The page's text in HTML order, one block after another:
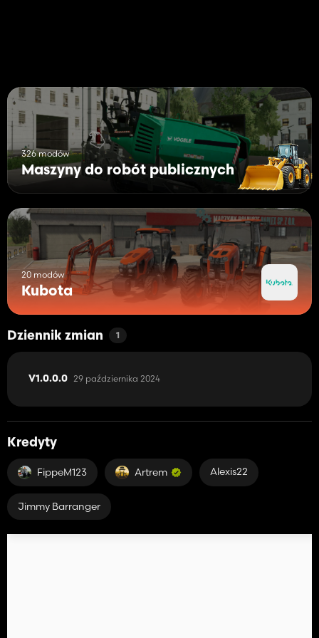
326 modów
Maszyny do robót publicznych
20 modów
Kubota
Dziennik zmian 1
V1.0.0.0 29 października 2024
Kredyty
FippeM123 Artrem Alexis22
Jimmy Barranger